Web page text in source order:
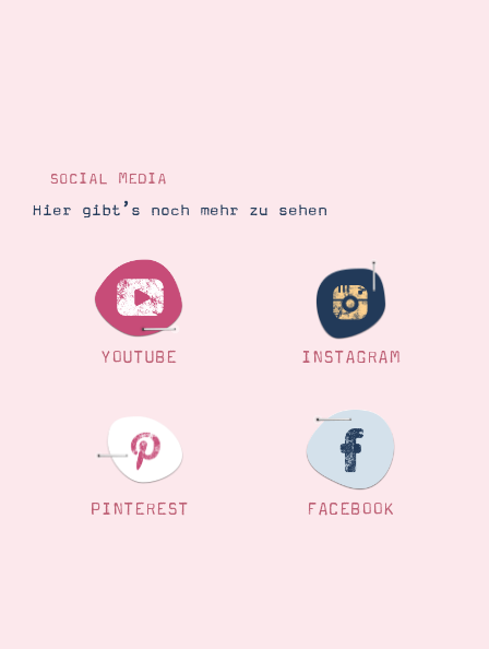
SOCIAL MEDIA
Hier gibt’s noch mehr zu sehen
YOUTUBE INSTAGRAM
PINTEREST FACEBOOK